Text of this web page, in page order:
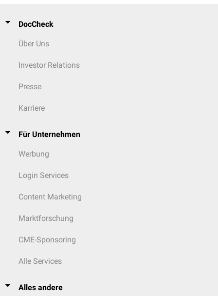
DocCheck
Über Uns
Investor Relations
Presse
Karriere
Für Unternehmen
Werbung
Login Services
Content Marketing
Marktforschung
CME-Sponsoring
Alle Services
Alles andere